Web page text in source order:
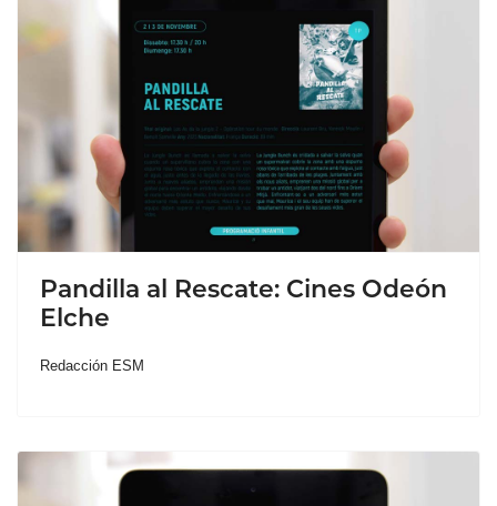
Pandilla al Rescate: Cines Odeón
Elche
Redacción ESM